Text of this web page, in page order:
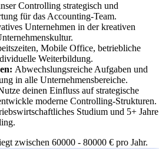
Controlling strategisch und
für das Accounting-Team.
Unternehmen in der kreativen
Mobile Office, betriebliche
Weiterbildung.
Abwechslungsreiche Aufgaben und
in alle Unternehmensbereiche.
deinen Einfluss auf strategische
moderne Controlling-Strukturen.
Studium und 5+ Jahre
zwischen 60000 - 80000 € pro Jahr.